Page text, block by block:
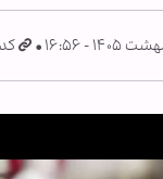
کد